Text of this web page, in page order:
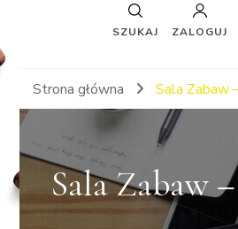
SZUKAJ ZALOGUJ
Strona główna Sala Zabaw
Sala Zabaw